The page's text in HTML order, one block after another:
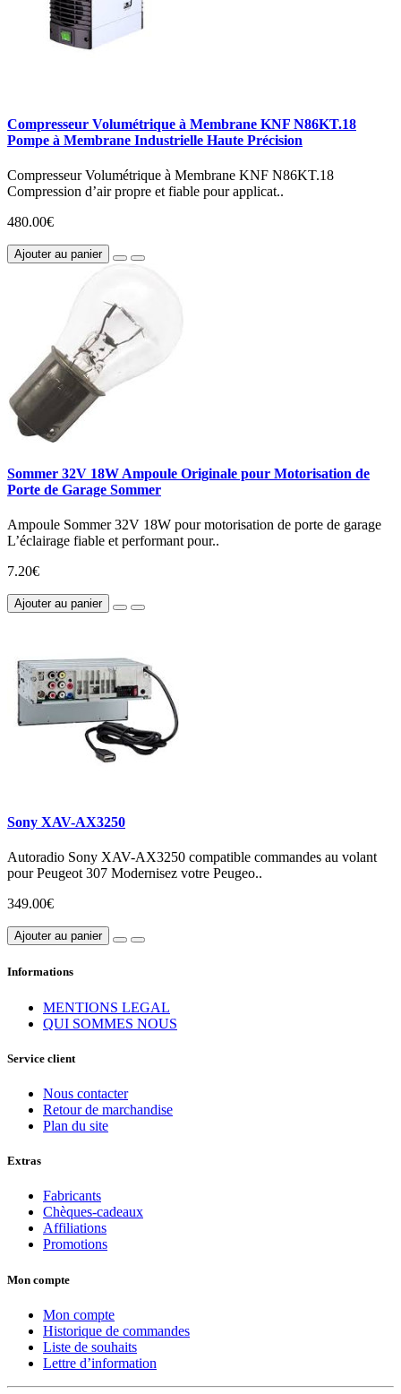
Compresseur Volumétrique à Membrane KNF N86KT.18
Pompe à Membrane Industrielle Haute Précision
Compresseur Volumétrique à Membrane KNF N86KT.18
Compression d’air propre et fiable pour applicat..
480.00€
Ajouter au panier
Sommer 32V 18W Ampoule Originale pour Motorisation de
Porte de Garage Sommer
Ampoule Sommer 32V 18W pour motorisation de porte de garage
L’éclairage fiable et performant pour..
7.20€
Ajouter au panier
Sony XAV-AX3250
Autoradio Sony XAV-AX3250 compatible commandes au volant
pour Peugeot 307 Modernisez votre Peugeo..
349.00€
Ajouter au panier
Informations
MENTIONS LEGAL
QUI SOMMES NOUS
Service client
Nous contacter
Retour de marchandise
Plan du site
Extras
Fabricants
Chèques-cadeaux
Affiliations
Promotions
Mon compte
Mon compte
Historique de commandes
Liste de souhaits
Lettre d’information